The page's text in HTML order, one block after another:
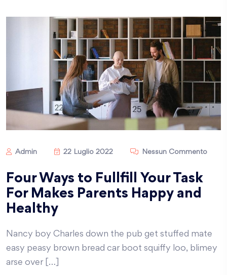
Admin 22 Luglio 2022 Nessun Commento
Four Ways to Fullfill Your Task
For Makes Parents Happy and
Healthy
Nancy boy Charles down the pub get stuffed mate
easy peasy brown bread car boot squiffy loo, blimey
arse over […]